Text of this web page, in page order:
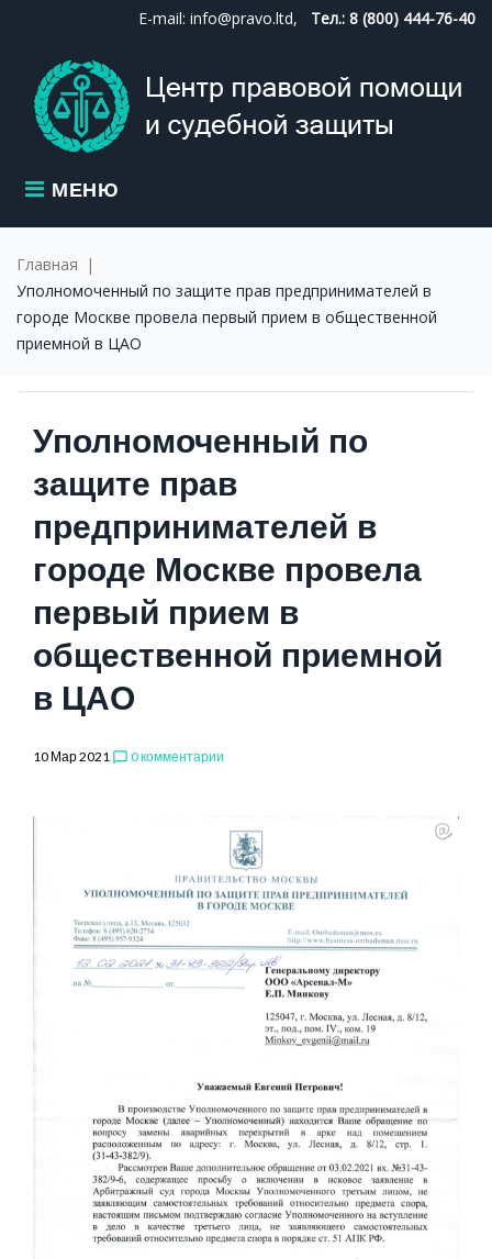
content
E-mail: info@pravo.ltd, Тел.: 8 (800) 444-76-40
МЕНЮ
Главная |
Уполномоченный по защите прав предпринимателей в
городе Москве провела первый прием в общественной
приемной в ЦАО
Уполномоченный по
защите прав
предпринимателей в
городе Москве провела
первый прием в
общественной приемной
в ЦАО
10 Мар 2021 chat_bubble_outline 0 комментарии